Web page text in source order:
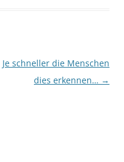
Je schneller die Menschen
dies erkennen… →